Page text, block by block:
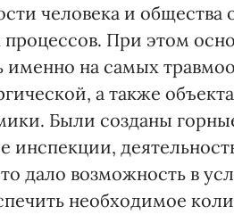
человека и общества
При этом
именно на самых
а также
Были созданы
инспекции,
дало возможность в
необходимое